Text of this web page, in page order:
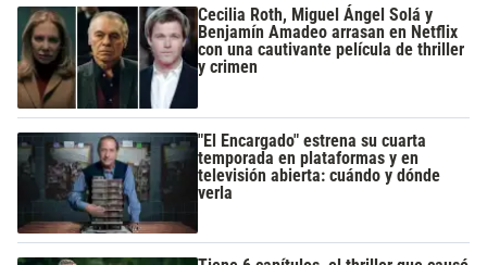
Cecilia Roth, Miguel Ángel Solá y
Benjamín Amadeo arrasan en Netflix
con una cautivante película de thriller
y crimen
"El Encargado" estrena su cuarta
temporada en plataformas y en
televisión abierta: cuándo y dónde
verla